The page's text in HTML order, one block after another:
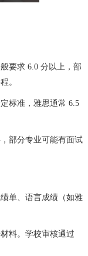
要求 6.0 分以上，部
。
标准，雅思通常 6.5
部分专业可能有面试
单、语言成绩（如雅
料。学校审核通过